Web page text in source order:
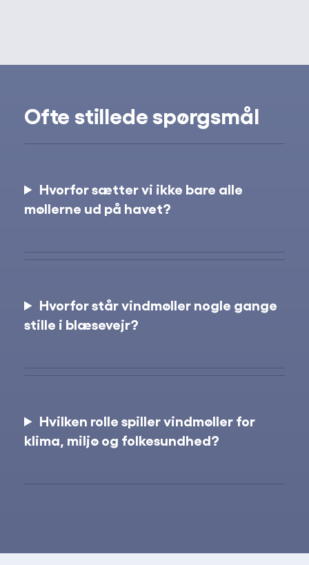
Ofte stillede spørgsmål
Hvorfor sætter vi ikke bare alle
møllerne ud på havet?
Hvorfor står vindmøller nogle gange
stille i blæsevejr?
Hvilken rolle spiller vindmøller for
klima, miljø og folkesundhed?